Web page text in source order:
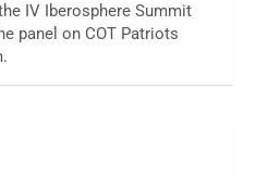
IV Iberosphere Summit
panel on COT Patriots